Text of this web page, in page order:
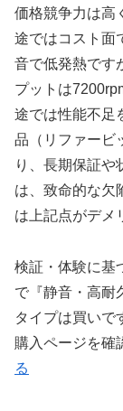
価格競争力は高
途ではコスト面
音で低発熱です
プットは
途では性能不足
品（リファービ
り、長期保証や
は、致命的な欠
は上記点がデメ
検証・体験に基
で『静音・高耐
タイプは買いで
購入ページを確
る